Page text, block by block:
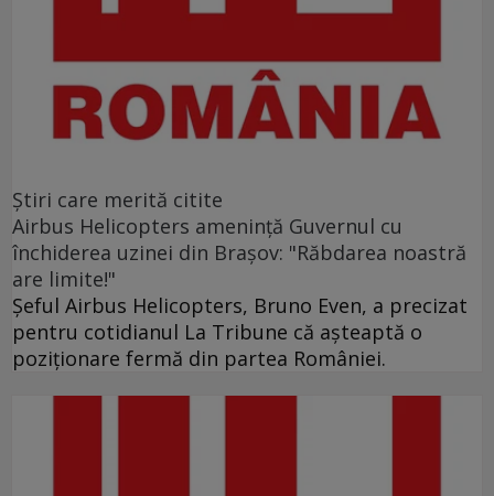
Ştiri care merită citite
Airbus Helicopters amenință Guvernul cu
închiderea uzinei din Brașov: "Răbdarea noastră
are limite!"
Șeful Airbus Helicopters, Bruno Even, a precizat
pentru cotidianul La Tribune că aşteaptă o
poziţionare fermă din partea României.